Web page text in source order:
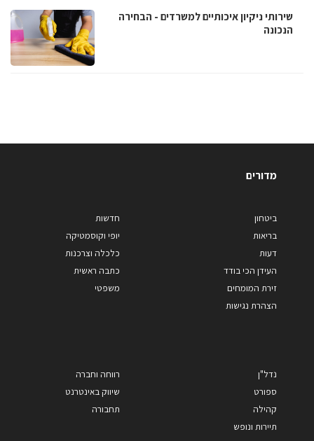
שירותי ניקיון איכותיים למשרדים - הבחירה
הנכונה
מדורים
ביטחון
בריאות
דעות
העידן הכי בודד
זירת המומחים
הצהרת נגישות
חדשות
יופי וקוסמטיקה
כלכלה וצרכנות
כתבה ראשית
משפטי
נדל"ן
ספורט
קהילה
תיירות ונופש
רווחה וחברה
שיווק באינטרנט
תחבורה